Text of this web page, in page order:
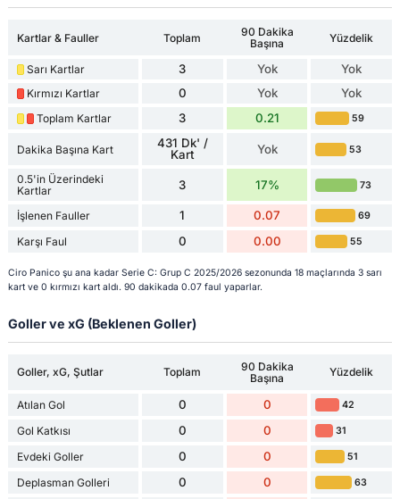
Kartlar & Fauller Toplam
90 Dakika
Başına
Yüzdelik
Sarı Kartlar 3 Yok Yok
Kırmızı Kartlar 0 Yok Yok
Toplam Kartlar 3 0.21 59
Dakika Başına Kart
431 Dk' /
Kart
Yok 53
0.5'in Üzerindeki
Kartlar
3 17% 73
İşlenen Fauller 1 0.07 69
Karşı Faul 0 0.00 55
Ciro Panico şu ana kadar Serie C: Grup C 2025/2026 sezonunda 18 maçlarında 3 sarı
kart ve 0 kırmızı kart aldı. 90 dakikada 0.07 faul yaparlar.
Goller ve xG (Beklenen Goller)
Goller, xG, Şutlar Toplam
90 Dakika
Başına
Yüzdelik
Atılan Gol 0 0 42
Gol Katkısı 0 0 31
Evdeki Goller 0 0 51
Deplasman Golleri 0 0 63